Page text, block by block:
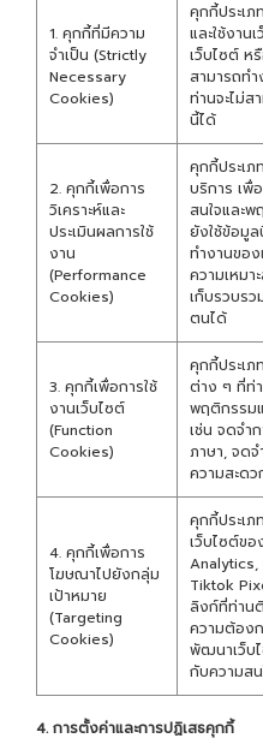
1. คุกกี้ที่มีความ
จำเป็น (Strictly
Necessary
Cookies)
คุกกี้ประเภ
และใช้งาน
เว็บไซต์ ห
สามารถท
ท่านจะไม่ส
นี้ได้
2. คุกกี้เพื่อการ
วิเคราะห์และ
ประเมินผลการใช้
งาน
(Performance
Cookies)
คุกกี้ประเภ
บริการ เพื่
สนใจและ
ยังใช้ข้อมู
ทำงานขอ
ความเหม
เก็บรวบรว
ตนได้
3. คุกกี้เพื่อการใช้
งานเว็บไซต์
(Function
Cookies)
คุกกี้ประเภ
ต่าง ๆ ที่ท่
พฤติกรรม
เช่น จดจำ
ภาษา, จด
ความสะดว
4. คุกกี้เพื่อการ
โฆษณาไปยังกลุ่ม
เป้าหมาย
(Targeting
Cookies)
คุกกี้ประเภ
เว็บไซต์ข
Analytics,
Tiktok
ลิงก์ที่ท่าน
ความต้องก
พัฒนาเว็บ
กับความส
4. การตั้งค่าและการปฏิเสธคุกกี้